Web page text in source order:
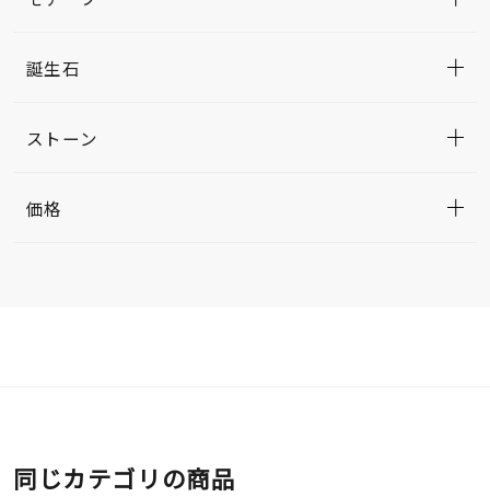
誕生石
ストーン
価格
同じカテゴリの商品